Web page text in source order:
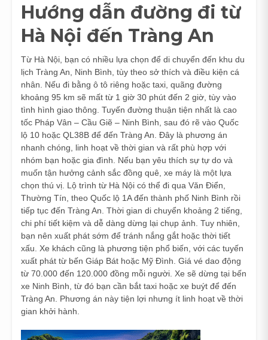
Hướng dẫn đường đi từ
Hà Nội đến Tràng An
Từ Hà Nội, bạn có nhiều lựa chọn để di chuyển đến khu du
lịch Tràng An, Ninh Bình, tùy theo sở thích và điều kiện cá
nhân. Nếu đi bằng ô tô riêng hoặc taxi, quãng đường
khoảng 95 km sẽ mất từ 1 giờ 30 phút đến 2 giờ, tùy vào
tình hình giao thông. Tuyến đường thuận tiện nhất là cao
tốc Pháp Vân – Cầu Giẽ – Ninh Bình, sau đó rẽ vào Quốc
lộ 10 hoặc QL38B để đến Tràng An. Đây là phương án
nhanh chóng, linh hoạt về thời gian và rất phù hợp với
nhóm bạn hoặc gia đình. Nếu bạn yêu thích sự tự do và
muốn tận hưởng cảnh sắc đồng quê, xe máy là một lựa
chọn thú vị. Lộ trình từ Hà Nội có thể đi qua Văn Điển,
Thường Tín, theo Quốc lộ 1A đến thành phố Ninh Bình rồi
tiếp tục đến Tràng An. Thời gian di chuyển khoảng 2 tiếng,
chi phí tiết kiệm và dễ dàng dừng lại chụp ảnh. Tuy nhiên,
bạn nên xuất phát sớm để tránh nắng gắt hoặc thời tiết
xấu. Xe khách cũng là phương tiện phổ biến, với các tuyến
xuất phát từ bến Giáp Bát hoặc Mỹ Đình. Giá vé dao động
từ 70.000 đến 120.000 đồng mỗi người. Xe sẽ dừng tại bến
xe Ninh Bình, từ đó bạn cần bắt taxi hoặc xe buýt để đến
Tràng An. Phương án này tiện lợi nhưng ít linh hoạt về thời
gian khởi hành.